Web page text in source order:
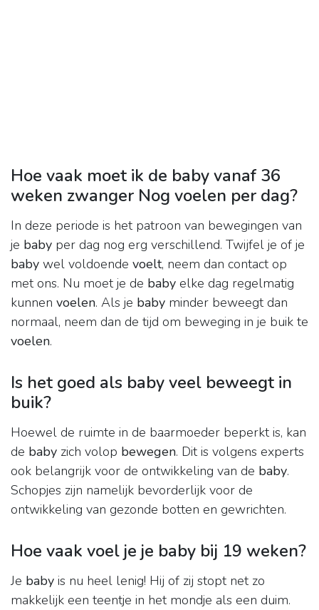
Hoe vaak moet ik de baby vanaf 36
weken zwanger Nog voelen per dag?
In deze periode is het patroon van bewegingen van
je baby per dag nog erg verschillend. Twijfel je of je
baby wel voldoende voelt, neem dan contact op
met ons. Nu moet je de baby elke dag regelmatig
kunnen voelen. Als je baby minder beweegt dan
normaal, neem dan de tijd om beweging in je buik te
voelen.
Is het goed als baby veel beweegt in
buik?
Hoewel de ruimte in de baarmoeder beperkt is, kan
de baby zich volop bewegen. Dit is volgens experts
ook belangrijk voor de ontwikkeling van de baby.
Schopjes zijn namelijk bevorderlijk voor de
ontwikkeling van gezonde botten en gewrichten.
Hoe vaak voel je je baby bij 19 weken?
Je baby is nu heel lenig! Hij of zij stopt net zo
makkelijk een teentje in het mondje als een duim.